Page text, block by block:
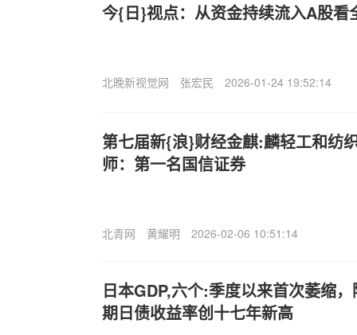
今{日}视点：从资金持续流入A股看
北晚新视觉网 张宏民 2026-01-24 19:52:14
第七届新{浪}财经金麒:麟轻工和纺
师：第一名国信证券
北青网 黄耀明 2026-02-06 10:51:14
日本GDP,六个:季度以来首次萎缩
期日债收益率创十七年新高